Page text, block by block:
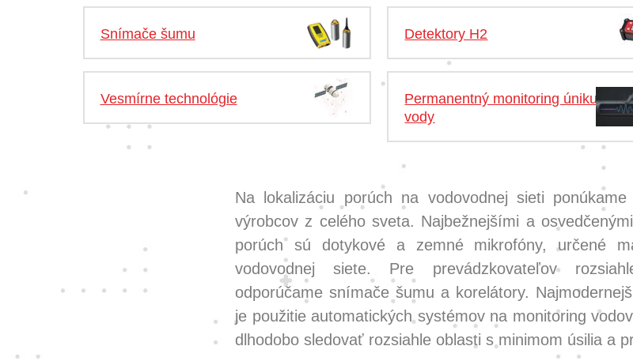
Snímače šumu Detektory H2
Vesmírne technológie
Permanentný monitoring úniku
vody
Na lokalizáciu porúch na vodovodnej sieti
výrobcov z celého sveta. Najbežnejšími a
porúch sú dotykové a zemné mikrofóny, určené
vodovodnej siete. Pre prevádzkovateľov
odporúčame snímače šumu a korelátory.
je použitie automatických systémov na monitoring
dlhodobo sledovať rozsiahle oblasti s minimom úsilia a